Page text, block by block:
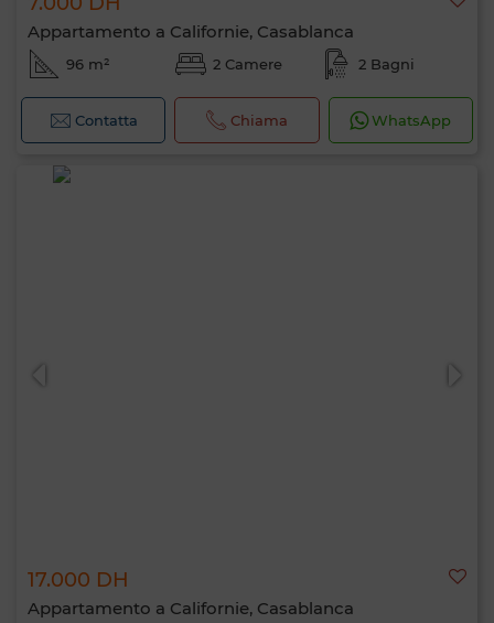
Appartamento a Californie, Casablanca
96 m² 2 Camere 2 Bagni
Contatta Chiama WhatsApp
17.000 DH
Appartamento a Californie, Casablanca